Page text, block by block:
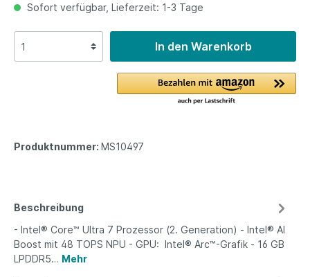
Sofort verfügbar, Lieferzeit: 1-3 Tage
In den Warenkorb
Produktnummer: MS10497
Beschreibung
- Intel® Core™ Ultra 7 Prozessor (2. Generation) - Intel® AI
Boost mit 48 TOPS NPU - GPU: Intel® Arc™-Grafik - 16 GB
LPDDR5… Mehr